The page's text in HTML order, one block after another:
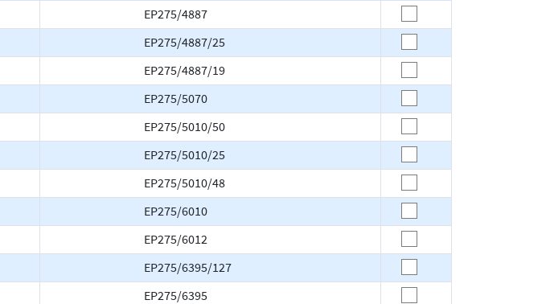
EP275/4887
EP275/4887/25
EP275/4887/19
EP275/5070
EP275/5010/50
EP275/5010/25
EP275/5010/48
EP275/6010
EP275/6012
EP275/6395/127
EP275/6395